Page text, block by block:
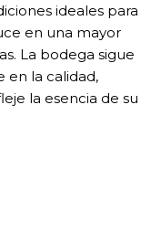
ideales para
en una mayor
La bodega sigue
en la calidad,
la esencia de su